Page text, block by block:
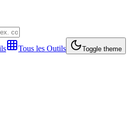
Tous les Outils Toggle theme